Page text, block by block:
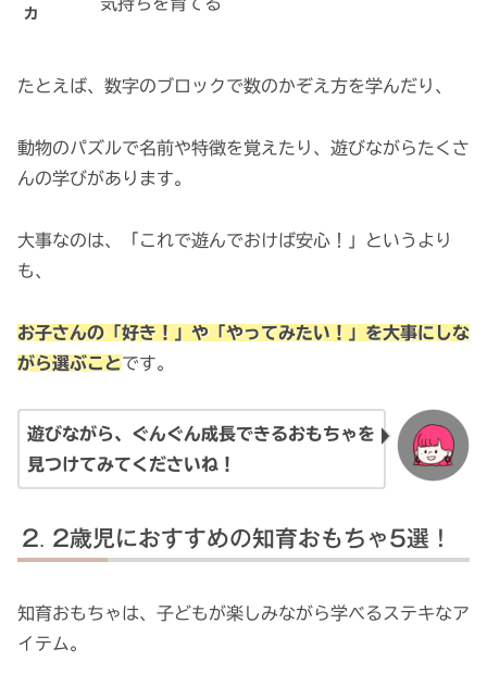
力
気持ちを育てる
たとえば、数字のブロックで数のかぞえ方を学んだり、
動物のパズルで名前や特徴を覚えたり、遊びながらたくさ
んの学びがあります。
大事なのは、「これで遊んでおけば安心！」というより
も、
お子さんの「好き！」や「やってみたい！」を大事にしな
がら選ぶことです。
遊びながら、ぐんぐん成長できるおもちゃを
見つけてみてくださいね！
2歳児におすすめの知育おもちゃ5選！
知育おもちゃは、子どもが楽しみながら学べるステキなア
イテム。